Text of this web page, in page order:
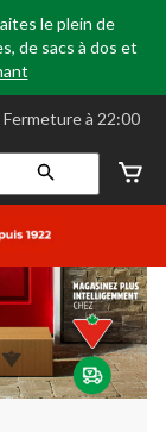
le plein de
de sacs à dos et
⋅ Fermeture à 22:00